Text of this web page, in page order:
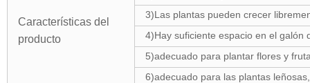
Características del
producto
3)Las plantas pueden crecer
4)Hay suficiente espacio en el galón
5)adecuado para plantar flores y
6)adecuado para las plantas